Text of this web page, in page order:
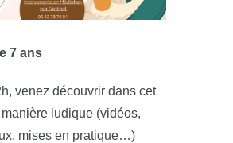
7 ans
venez découvrir dans cet
ludique (vidéos,
mises en pratique…)